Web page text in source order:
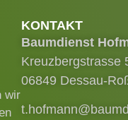
KONTAKT
Baumdienst
Kreuzbergstrasse
06849 Dessau-
wir